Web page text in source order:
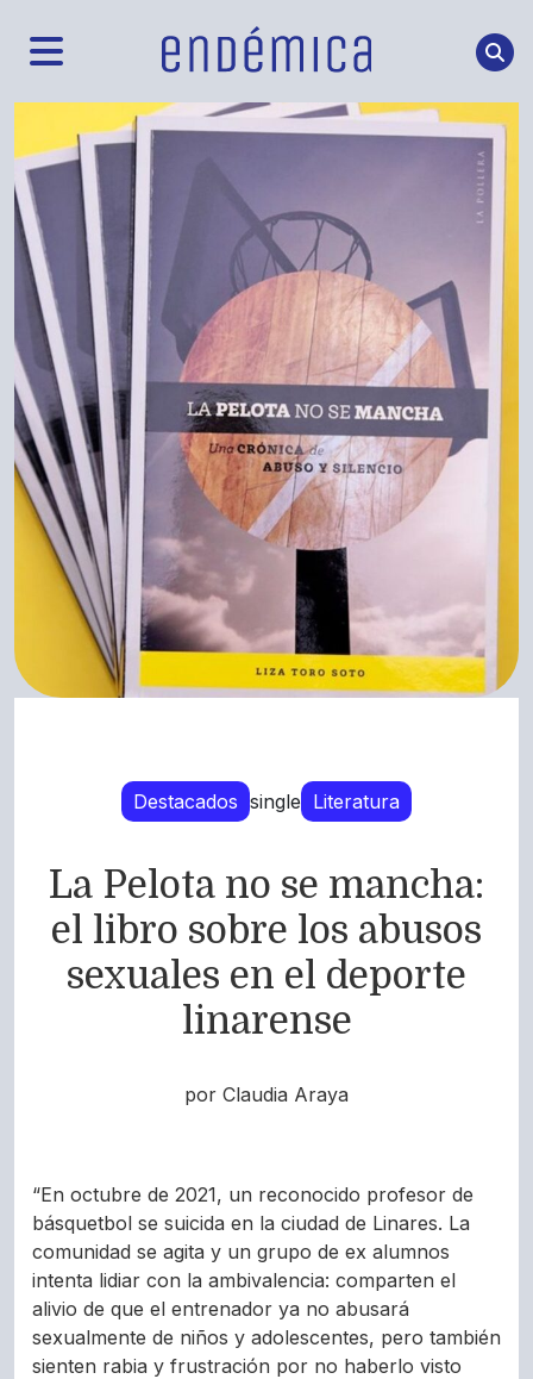
Destacados single Literatura
La Pelota no se mancha:
el libro sobre los abusos
sexuales en el deporte
linarense
por Claudia Araya
“En octubre de 2021, un reconocido profesor de
básquetbol se suicida en la ciudad de Linares. La
comunidad se agita y un grupo de ex alumnos
intenta lidiar con la ambivalencia: comparten el
alivio de que el entrenador ya no abusará
sexualmente de niños y adolescentes, pero también
sienten rabia y frustración por no haberlo visto